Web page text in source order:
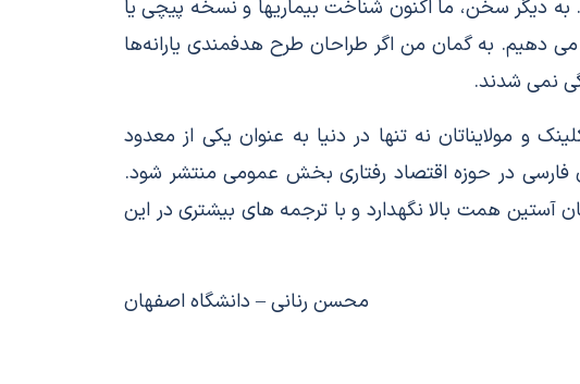
سخن،‌ ما اکنون شناخت بیماریها و نسخه پیچی یا
دهیم. به گمان من اگر طراحان طرح هدفمندی یارانه‌ها
نمی شدند.
و مولایناتان نه تنها در دنیا به عنوان یکی از معدود
در حوزه اقتصاد رفتاری بخش عمومی منتشر شود.
آستین همت بالا نگهدارد و با ترجمه های بیشتری در این
محسن رنانی–دانشگاه اصفهان